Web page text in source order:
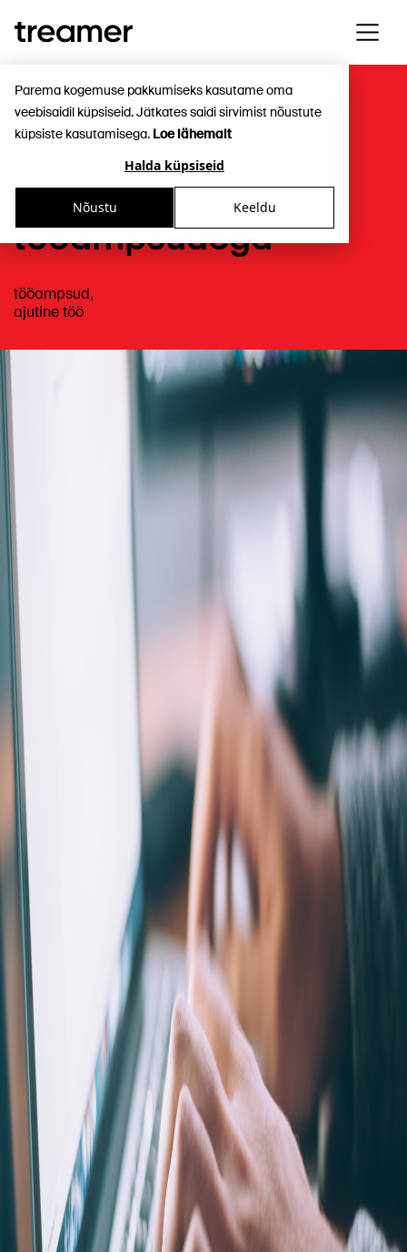
Parema kogemuse pakkumiseks kasutame oma
veebisaidil küpsiseid. Jätkates saidi sirvimist nõustute
küpsiste kasutamisega. Loe lähemalt
Halda küpsiseid
Nõustu Keeldu
6 sammu, kuidas
koostada
suurepärane CV
tööampsudega
tööampsud,
ajutine töö